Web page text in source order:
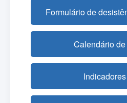
Formulário de
Calendário